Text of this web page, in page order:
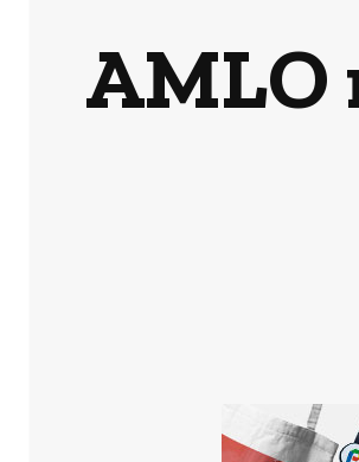
AMLO